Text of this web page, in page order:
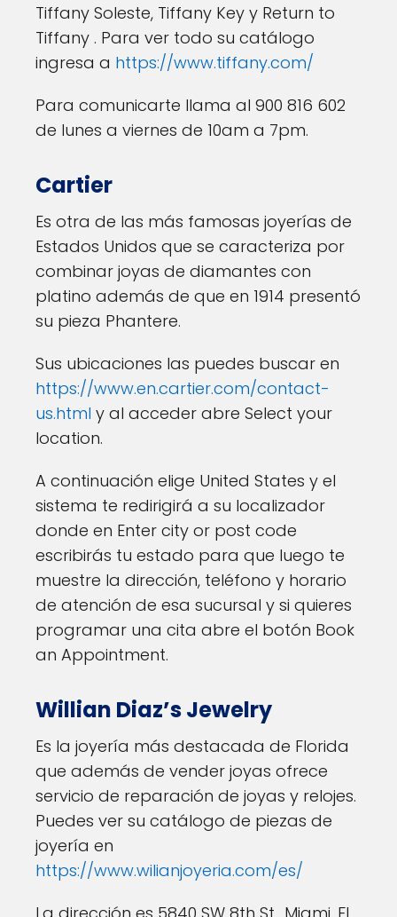
Tiffany Soleste, Tiffany Key y Return to
Tiffany . Para ver todo su catálogo
ingresa a https://www.tiffany.com/
Para comunicarte llama al 900 816 602
de lunes a viernes de 10am a 7pm.
Cartier
Es otra de las más famosas joyerías de
Estados Unidos que se caracteriza por
combinar joyas de diamantes con
platino además de que en 1914 presentó
su pieza Phantere.
Sus ubicaciones las puedes buscar en
https://www.en.cartier.com/contact-
us.html y al acceder abre Select your
location.
A continuación elige United States y el
sistema te redirigirá a su localizador
donde en Enter city or post code
escribirás tu estado para que luego te
muestre la dirección, teléfono y horario
de atención de esa sucursal y si quieres
programar una cita abre el botón Book
an Appointment.
Willian Diaz’s Jewelry
Es la joyería más destacada de Florida
que además de vender joyas ofrece
servicio de reparación de joyas y relojes.
Puedes ver su catálogo de piezas de
joyería en
https://www.wilianjoyeria.com/es/